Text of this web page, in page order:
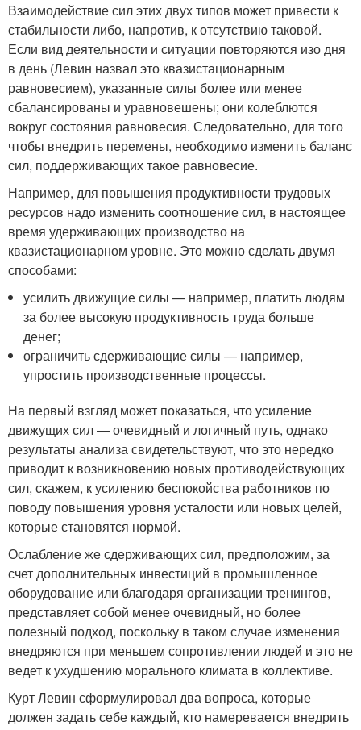
Взаимодействие сил этих двух типов может привести к
стабильности либо, напротив, к отсутствию таковой.
Если вид деятельности и ситуации повторяются изо дня
в день (Левин назвал это квазистационарным
равновесием), указанные силы более или менее
сбалансированы и уравновешены; они колеблются
вокруг состояния равновесия. Следовательно, для того
чтобы внедрить перемены, необходимо изменить баланс
сил, поддерживающих такое равновесие.
Например, для повышения продуктивности трудовых
ресурсов надо изменить соотношение сил, в настоящее
время удерживающих производство на
квазистационарном уровне. Это можно сделать двумя
способами:
усилить движущие силы — например, платить людям
за более высокую продуктивность труда больше
денег;
ограничить сдерживающие силы — например,
упростить производственные процессы.
На первый взгляд может показаться, что усиление
движущих сил — очевидный и логичный путь, однако
результаты анализа свидетельствуют, что это нередко
приводит к возникновению новых противодействующих
сил, скажем, к усилению беспокойства работников по
поводу повышения уровня усталости или новых целей,
которые становятся нормой.
Ослабление же сдерживающих сил, предположим, за
счет дополнительных инвестиций в промышленное
оборудование или благодаря организации тренингов,
представляет собой менее очевидный, но более
полезный подход, поскольку в таком случае изменения
внедряются при меньшем сопротивлении людей и это не
ведет к ухудшению морального климата в коллективе.
Курт Левин сформулировал два вопроса, которые
должен задать себе каждый, кто намеревается внедрить